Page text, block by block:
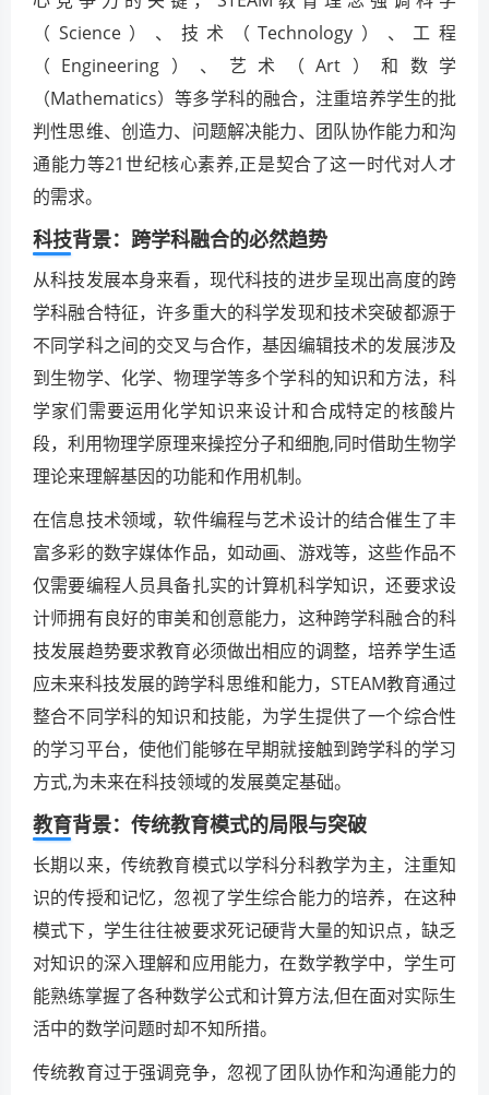
（Science）、技术（Technology）、工程
（Engineering）、艺术（Art）和数学
（Mathematics）等多学科的融合，注重培养学生的批
判性思维、创造力、问题解决能力、团队协作能力和沟
通能力等21世纪核心素养,正是契合了这一时代对人才
的需求。
科技背景：跨学科融合的必然趋势
从科技发展本身来看，现代科技的进步呈现出高度的跨
学科融合特征，许多重大的科学发现和技术突破都源于
不同学科之间的交叉与合作，基因编辑技术的发展涉及
到生物学、化学、物理学等多个学科的知识和方法，科
学家们需要运用化学知识来设计和合成特定的核酸片
段，利用物理学原理来操控分子和细胞,同时借助生物学
理论来理解基因的功能和作用机制。
在信息技术领域，软件编程与艺术设计的结合催生了丰
富多彩的数字媒体作品，如动画、游戏等，这些作品不
仅需要编程人员具备扎实的计算机科学知识，还要求设
计师拥有良好的审美和创意能力，这种跨学科融合的科
技发展趋势要求教育必须做出相应的调整，培养学生适
应未来科技发展的跨学科思维和能力，STEAM教育通过
整合不同学科的知识和技能，为学生提供了一个综合性
的学习平台，使他们能够在早期就接触到跨学科的学习
方式,为未来在科技领域的发展奠定基础。
教育背景：传统教育模式的局限与突破
长期以来，传统教育模式以学科分科教学为主，注重知
识的传授和记忆，忽视了学生综合能力的培养，在这种
模式下，学生往往被要求死记硬背大量的知识点，缺乏
对知识的深入理解和应用能力，在数学教学中，学生可
能熟练掌握了各种数学公式和计算方法,但在面对实际生
活中的数学问题时却不知所措。
传统教育过于强调竞争，忽视了团队协作和沟通能力的